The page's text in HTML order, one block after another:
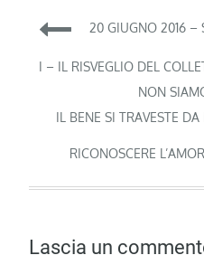
articoli
20 GIUGNO 2016 –
I – IL RISVEGLIO DEL
NON
IL BENE SI TRAVESTE
RICONOSCERE
Lascia un